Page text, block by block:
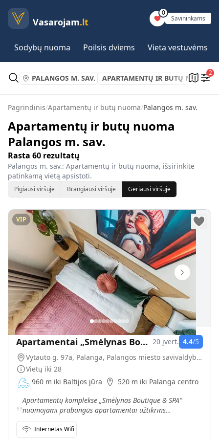
Vasarojam.lt
0
Savininkams
Sodybų nuoma Poilsis dviems Vieta vestuvėms
PALANGOS M. SAV. APARTAMENTŲ IR BUTŲ NUOMA
2
Pagrindinis/Apartamentų ir butų nuoma/Palangos m. sav.
Apartamentų ir butų nuoma
Palangos m. sav.
Rasta 60 rezultatų
Palangos m. sav.: Apartamentų ir butų nuoma, išsirinkite
patinkamą vietą apsistoti.
Pigiausi viršuje Brangiausi viršuje Geriausi viršuje
VIP
Apartamentai „Smėlynas Boutique & SPA“ 20 įvert. 4.4/5
Vytauto g. 97a, Palanga, Palangos miesto savivaldybė, Lietuva
Vietų iki 28
960 m iki Baltijos jūra
520 m iki Palanga centro
„Apartamentų komplekse „Smėlynas Boutique & SPA“
nuomojami prabangūs apartamentai užtikrins
nepriekaištingą Jūsų poilsį.
Internetas Wifi